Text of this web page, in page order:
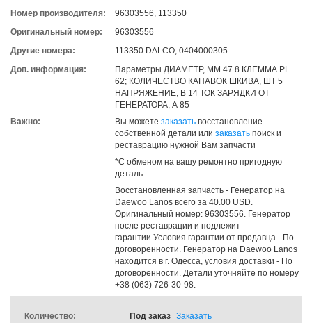
Номер производителя:
96303556, 113350
Оригинальный номер:
96303556
Другие номера:
113350 DALCO, 0404000305
Доп. информация:
Параметры ДИАМЕТР, ММ 47.8 КЛЕММА PL
62; КОЛИЧЕСТВО КАНАВОК ШКИВА, ШТ 5
НАПРЯЖЕНИЕ, В 14 ТОК ЗАРЯДКИ ОТ
ГЕНЕРАТОРА, А 85
Важно:
Вы можете заказать восстановление
собственной детали или заказать поиск и
реставрацию нужной Вам запчасти
*С обменом на вашу ремонтно пригодную
деталь
Восстановленная запчасть - Генератор на
Daewoo Lanos всего за 40.00 USD.
Оригинальный номер: 96303556. Генератор
после реставрации и подлежит
гарантии.Условия гарантии от продавца - По
договоренности. Генератор на Daewoo Lanos
находится в г. Одесса, условия доставки - По
договоренности. Детали уточняйте по номеру
+38 (063) 726-30-98.
Количество: Под заказ Заказать